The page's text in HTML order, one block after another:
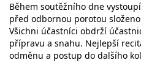
Během soutěžního dne
před odbornou porotou
Všichni účastníci obdrží
přípravu a snahu. Nejlepší
odměnu a postup do dalšího